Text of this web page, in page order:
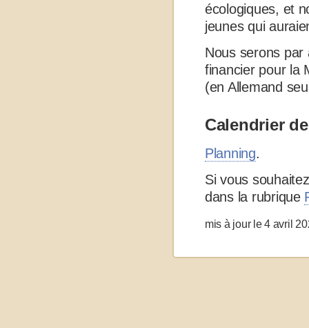
écologiques, et
jeunes qui
Nous serons par
financier pour la
(en Allemand
Calendrier
Planning.
Si vous
dans la rubrique
mis à jour le 4 avril